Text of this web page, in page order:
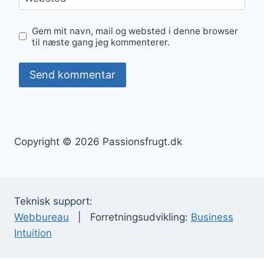
Gem mit navn, mail og websted i denne browser
til næste gang jeg kommenterer.
Copyright © 2026 Passionsfrugt.dk
Teknisk support:
Webbureau | Forretningsudvikling: Business
Intuition